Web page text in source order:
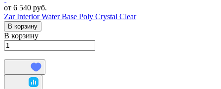
от 6 540 руб.
Zar Interior Water Base Poly Crystal Clear
В корзину
В корзину